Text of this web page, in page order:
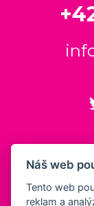
Náš web
Tento web
reklam a